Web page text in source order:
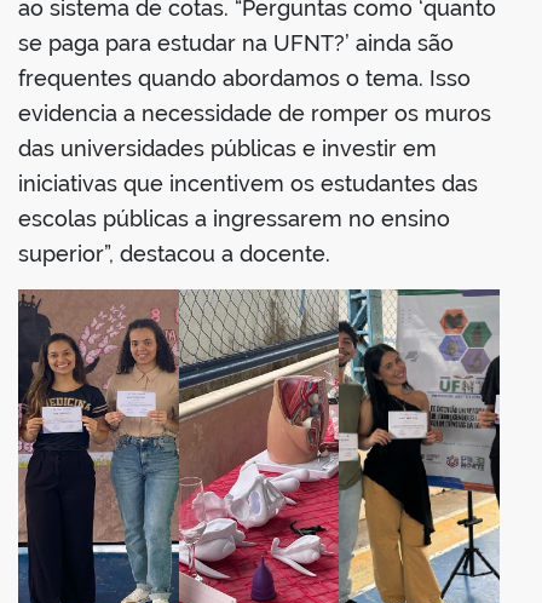
ao sistema de cotas. “Perguntas como ‘quanto
se paga para estudar na UFNT?’ ainda são
frequentes quando abordamos o tema. Isso
evidencia a necessidade de romper os muros
das universidades públicas e investir em
iniciativas que incentivem os estudantes das
escolas públicas a ingressarem no ensino
superior”, destacou a docente.